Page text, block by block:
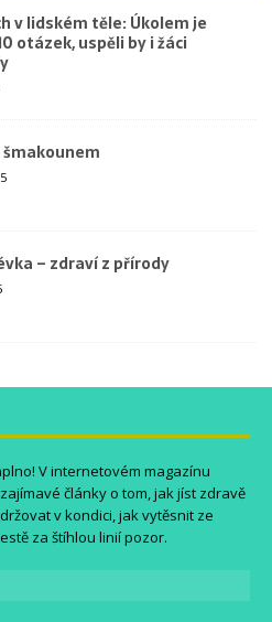
v lidském těle: Úkolem je
otázek, uspěli by i žáci
– zdraví z přírody
V internetovém magazínu
články o tom, jak jíst zdravě
v kondici, jak vytěsnit ze
za štíhlou linií pozor.